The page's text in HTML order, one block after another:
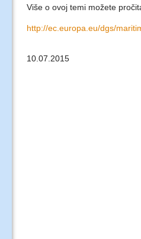
Više o ovoj temi možete
http://ec.europa.eu/dgs/
10.07.2015